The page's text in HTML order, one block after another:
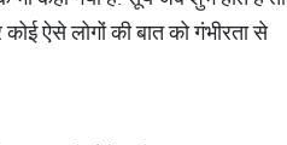
ऐसे लोगों की बात को गंभीरता से